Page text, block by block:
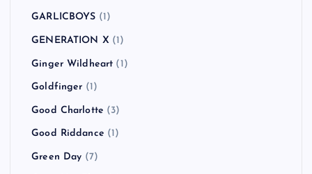
GARLICBOYS (1)
GENERATION X (1)
Ginger Wildheart (1)
Goldfinger (1)
Good Charlotte (3)
Good Riddance (1)
Green Day (7)